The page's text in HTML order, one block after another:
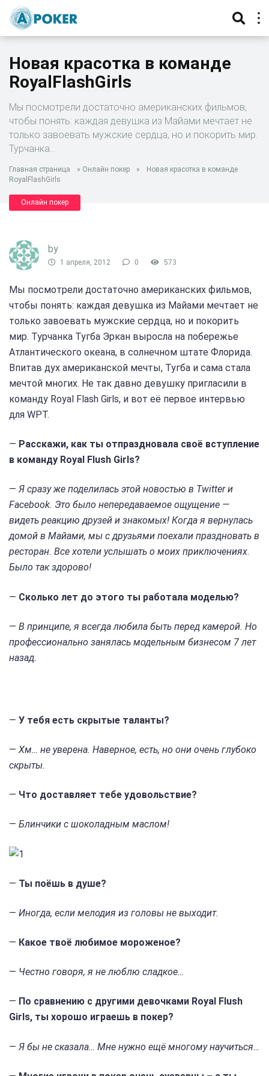
Новая красотка в команде
RoyalFlashGirls
Мы посмотрели достаточно американских фильмов,
чтобы понять: каждая девушка из Майами мечтает не
только завоевать мужские сердца, но и покорить мир.
Турчанка…
Главная страница » Онлайн покер »
Новая красотка в команде
RoyalFlashGirls
Онлайн покер
by
1 апреля, 2012 0 573
Мы посмотрели достаточно американских фильмов,
чтобы понять: каждая девушка из Майами мечтает не
только завоевать мужские сердца, но и покорить
мир. Турчанка Тугба Эркан выросла на побережье
Атлантического океана, в солнечном штате Флорида.
Впитав дух американской мечты, Тугба и сама стала
мечтой многих. Не так давно девушку пригласили в
команду Royal Flash Girls, и вот её первое интервью
для WPT.
— Расскажи, как ты отпраздновала своё вступление
в команду Royal Flush Girls?
— Я сразу же поделилась этой новостью в Twitter и
Facebook. Это было непередаваемое ощущение —
видеть реакцию друзей и знакомых! Когда я вернулась
домой в Майами, мы с друзьями поехали праздновать в
ресторан. Все хотели услышать о моих приключениях.
Было так здорово!
— Сколько лет до этого ты работала моделью?
— В принципе, я всегда любила быть перед камерой. Но
профессионально занялась модельным бизнесом 7 лет
назад.
— У тебя есть скрытые таланты?
— Хм… не уверена. Наверное, есть, но они очень глубоко
скрыты.
— Что доставляет тебе удовольствие?
— Блинчики с шоколадным маслом!
— Ты поёшь в душе?
— Иногда, если мелодия из головы не выходит.
— Какое твоё любимое мороженое?
— Честно говоря, я не люблю сладкое…
— По сравнению с другими девочками Royal Flush
Girls, ты хорошо играешь в покер?
— Я бы не сказала… Мне нужно ещё многому научиться…